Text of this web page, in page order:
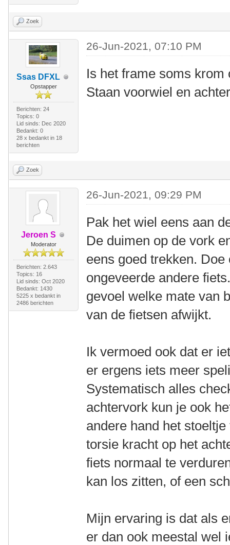
Zoek
Ssas DFXL
Opstapper
Berichten: 24
Topics: 0
Lid sinds: Dec 2020
Bedankt: 0
28 x bedankt in 18
berichten
26-Jun-2021, 07:10 PM
Is het frame soms krom
Staan voorwiel en
Zoek
Jeroen S
Moderator
Berichten: 2.643
Topics: 16
Lid sinds: Oct 2020
Bedankt: 1430
5225 x bedankt in
2486 berichten
26-Jun-2021, 09:29 PM
Pak het wiel eens aan
De duimen op de vork
eens goed trekken.
ongeveerde andere
gevoel welke mate van
van de fietsen afwijkt.
Ik vermoed ook dat er
er ergens iets meer
Systematisch alles
achtervork kun je ook
andere hand het
torsie kracht op het
fiets normaal te
kan los zitten, of een
Mijn ervaring is dat als
er dan ook meestal wel